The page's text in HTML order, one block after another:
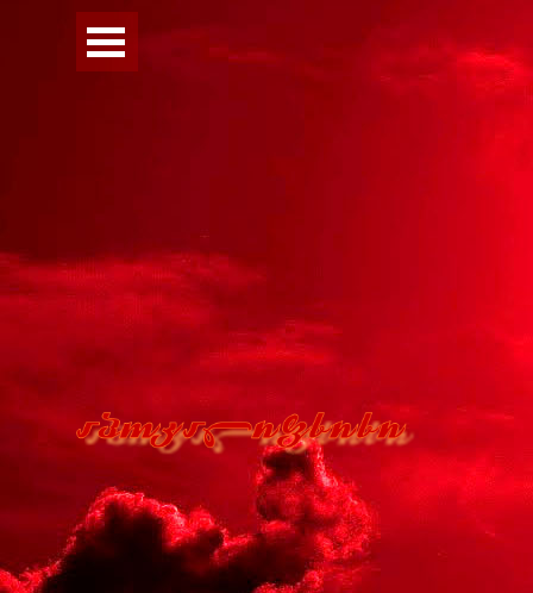
Перейти к контенту
Пропустить меню